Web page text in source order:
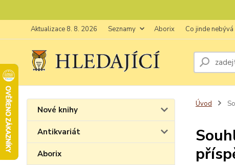
Aktualizace 8. 8. 2026 Seznamy Aborix Co jinde nebývá
Nové knihy
Antikvariát
Aborix
Úvod